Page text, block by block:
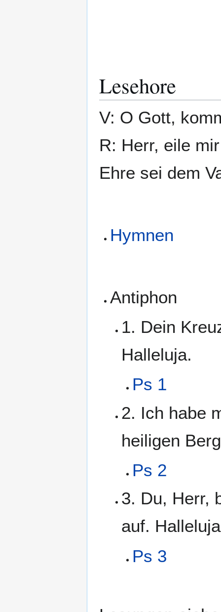
Lesehore
V: O Gott,
R: Herr, eile
Ehre sei dem
Hymnen
Antiphon
1. Dein
Halleluja.
Ps 1
2. Ich habe
heiligen
Ps 2
3. Du, Herr,
auf. Halleluja
Ps 3